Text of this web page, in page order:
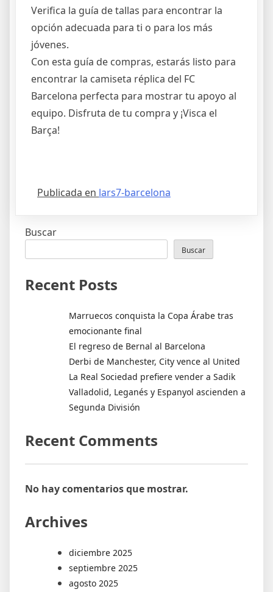
Verifica la guía de tallas para encontrar la
opción adecuada para ti o para los más
jóvenes.
Con esta guía de compras, estarás listo para
encontrar la camiseta réplica del FC
Barcelona perfecta para mostrar tu apoyo al
equipo. Disfruta de tu compra y ¡Visca el
Barça!
Publicada en lars7-barcelona
Buscar
Buscar
Recent Posts
Marruecos conquista la Copa Árabe tras
emocionante final
El regreso de Bernal al Barcelona
Derbi de Manchester, City vence al United
La Real Sociedad prefiere vender a Sadik
Valladolid, Leganés y Espanyol ascienden a
Segunda División
Recent Comments
No hay comentarios que mostrar.
Archives
diciembre 2025
septiembre 2025
agosto 2025